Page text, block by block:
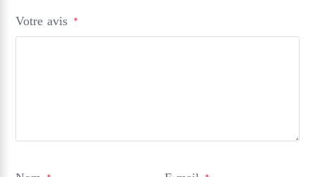
Votre avis *